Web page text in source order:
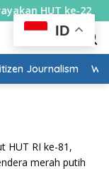
HUT ke-22
Journalism
ID